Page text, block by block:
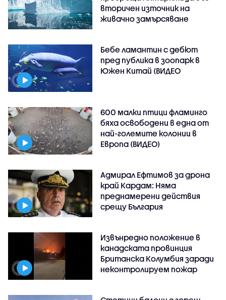
вторичен източник на
живачно замърсяване
Бебе ламантин с дебют
пред публика в зоопарк в
Южен Китай (ВИДЕО
600 малки птици фламинго
бяха освободени в една от
най-големите колонии в
Европа (ВИДЕО)
Адмирал Ефтимов за дрона
край Кардам: Няма
преднамерени действия
срещу България
Извънредно положение в
канадската провинция
Британска Колумбия заради
неконтролируем пожар